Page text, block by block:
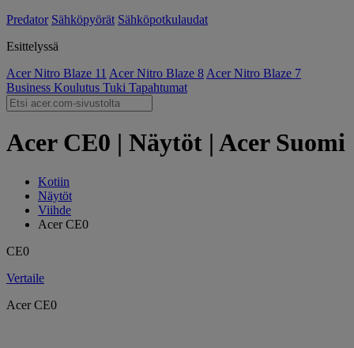
Predator Sähköpyörät Sähköpotkulaudat
Esittelyssä
Acer Nitro Blaze 11 Acer Nitro Blaze 8 Acer Nitro Blaze 7
Business Koulutus Tuki Tapahtumat
Acer CE0 | Näytöt | Acer Suomi
Kotiin
Näytöt
Viihde
Acer CE0
CE0
Vertaile
Acer CE0